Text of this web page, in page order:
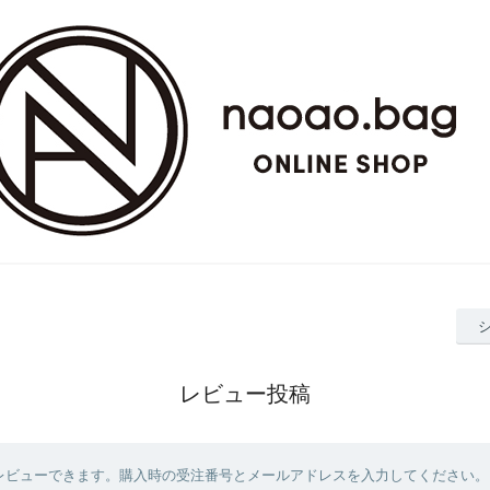
レビュー投稿
ューできます。購入時の受注番号とメールアドレスを入力してください。